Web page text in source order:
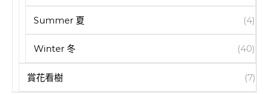
Summer 夏 (4)
Winter 冬 (40)
賞花看樹 (7)